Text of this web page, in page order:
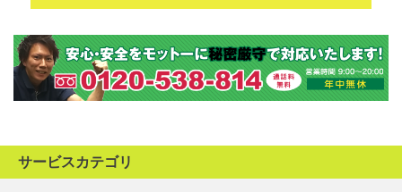
サービスカテゴリ